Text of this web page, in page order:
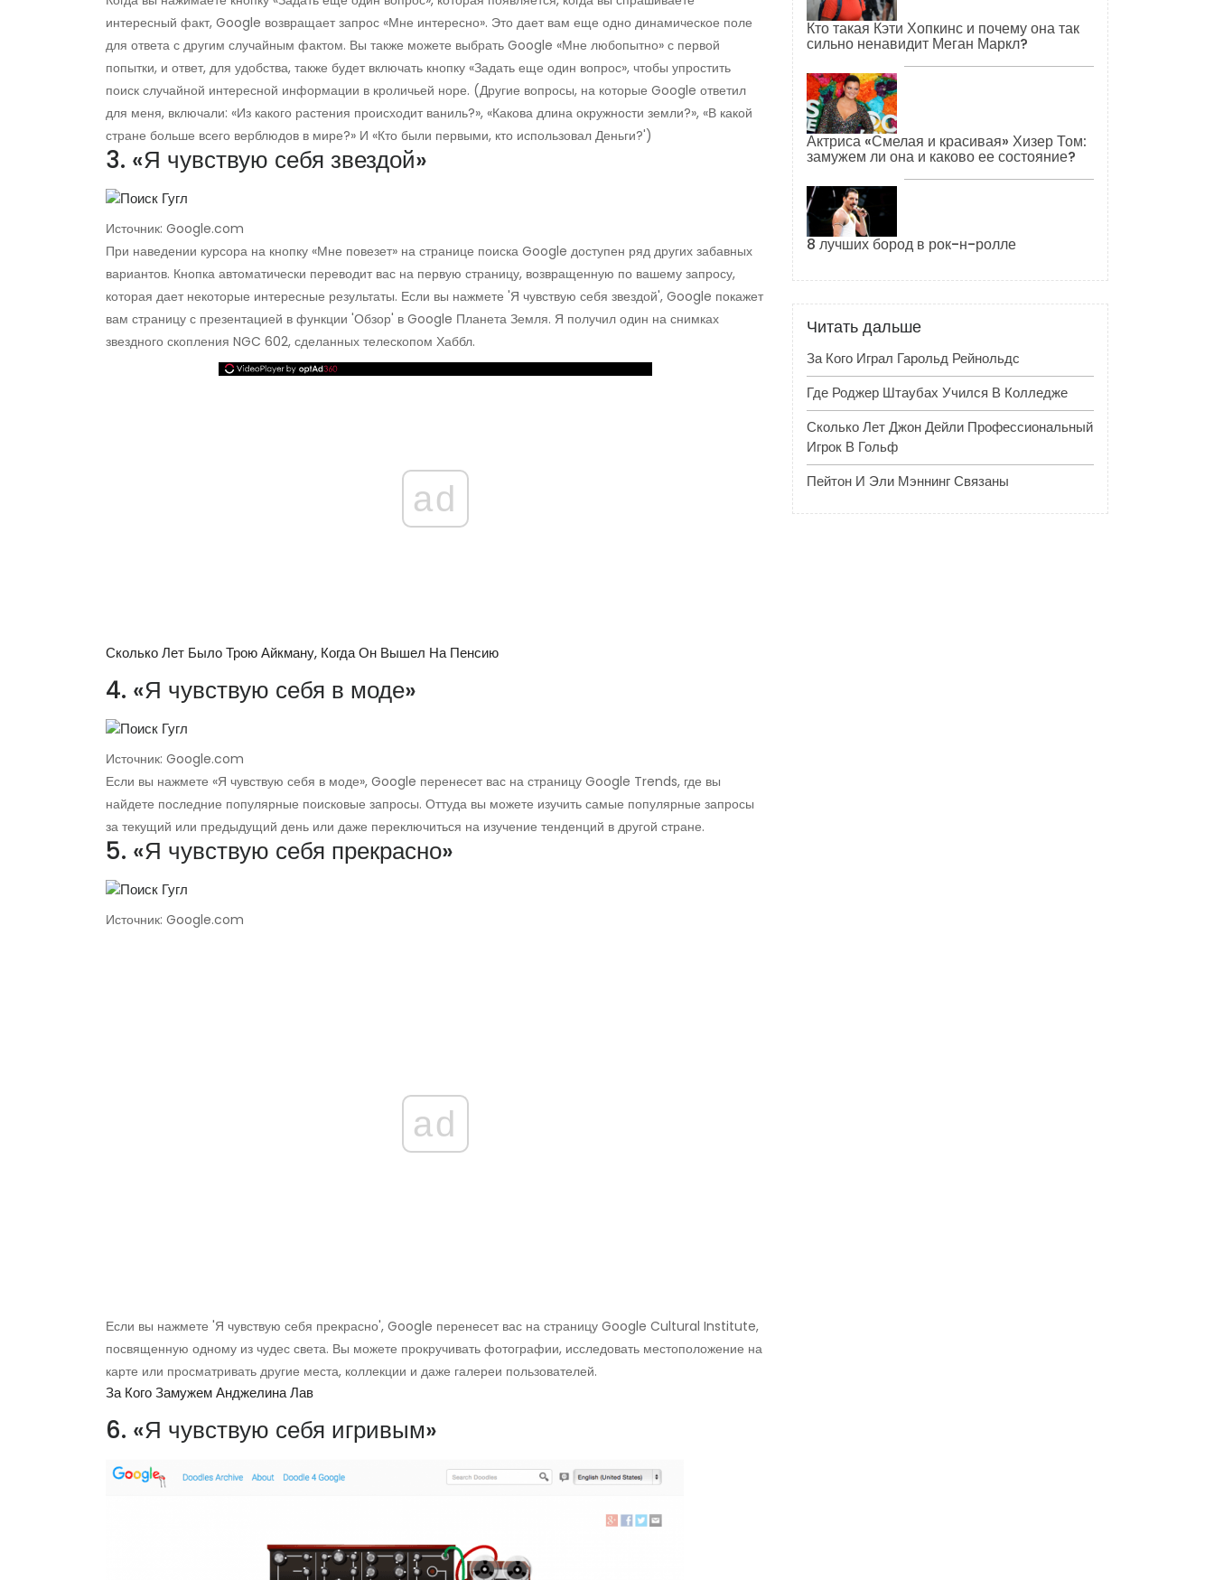
интересный факт, Google возвращает запрос «Мне интересно». Это дает вам еще одно динамическое поле
для ответа с другим случайным фактом. Вы также можете выбрать Google «Мне любопытно» с первой
попытки, и ответ, для удобства, также будет включать кнопку «Задать еще один вопрос», чтобы упростить
поиск случайной интересной информации в кроличьей норе. (Другие вопросы, на которые Google ответил
для меня, включали: «Из какого растения происходит ваниль?», «Какова длина окружности земли?», «В какой
стране больше всего верблюдов в мире?» И «Кто были первыми, кто использовал Деньги?')
3. «Я чувствую себя звездой»
Источник: Google.com
При наведении курсора на кнопку «Мне повезет» на странице поиска Google доступен ряд других забавных
вариантов. Кнопка автоматически переводит вас на первую страницу, возвращенную по вашему запросу,
которая дает некоторые интересные результаты. Если вы нажмете 'Я чувствую себя звездой', Google покажет
вам страницу с презентацией в функции 'Обзор' в Google Планета Земля. Я получил один на снимках
звездного скопления NGC 602, сделанных телескопом Хаббл.
ad
Сколько Лет Было Трою Айкману, Когда Он Вышел На Пенсию
4. «Я чувствую себя в моде»
Источник: Google.com
Если вы нажмете «Я чувствую себя в моде», Google перенесет вас на страницу Google Trends, где вы
найдете последние популярные поисковые запросы. Оттуда вы можете изучить самые популярные запросы
за текущий или предыдущий день или даже переключиться на изучение тенденций в другой стране.
5. «Я чувствую себя прекрасно»
Источник: Google.com
ad
Если вы нажмете 'Я чувствую себя прекрасно', Google перенесет вас на страницу Google Cultural Institute,
посвященную одному из чудес света. Вы можете прокручивать фотографии, исследовать местоположение на
карте или просматривать другие места, коллекции и даже галереи пользователей.
За Кого Замужем Анджелина Лав
6. «Я чувствую себя игривым»
Кто такая Кэти Хопкинс и почему она так
сильно ненавидит Меган Маркл?
Актриса «Смелая и красивая» Хизер Том:
замужем ли она и каково ее состояние?
8 лучших бород в рок-н-ролле
Читать дальше
За Кого Играл Гарольд Рейнольдс
Где Роджер Штаубах Учился В Колледже
Сколько Лет Джон Дейли Профессиональный
Игрок В Гольф
Пейтон И Эли Мэннинг Связаны